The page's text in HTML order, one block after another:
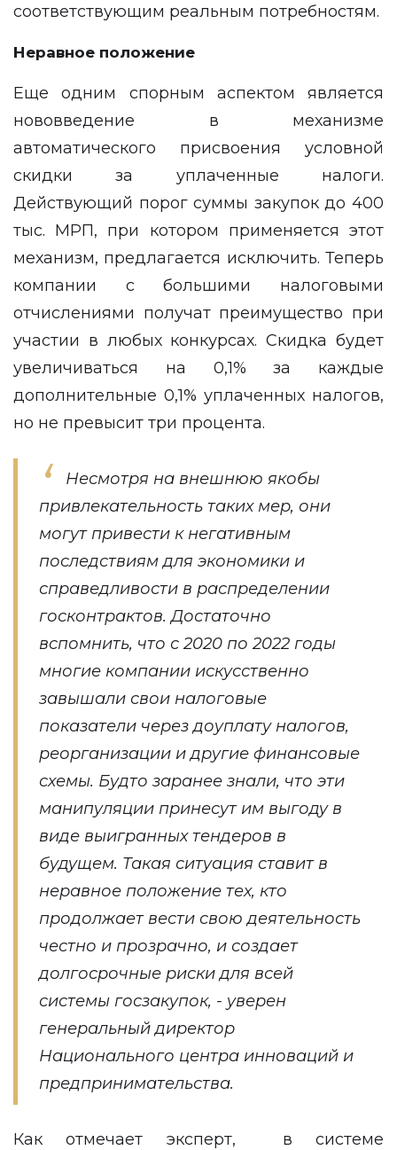
соответствующим реальным потребностям.
Неравное положение
Еще одним спорным аспектом является
нововведение в механизме
автоматического присвоения условной
скидки за уплаченные налоги.
Действующий порог суммы закупок до 400
тыс. МРП, при котором применяется этот
механизм, предлагается исключить. Теперь
компании с большими налоговыми
отчислениями получат преимущество при
участии в любых конкурсах. Скидка будет
увеличиваться на 0,1% за каждые
дополнительные 0,1% уплаченных налогов,
но не превысит три процента.
Несмотря на внешнюю якобы
привлекательность таких мер, они
могут привести к негативным
последствиям для экономики и
справедливости в распределении
госконтрактов. Достаточно
вспомнить, что с 2020 по 2022 годы
многие компании искусственно
завышали свои налоговые
показатели через доуплату налогов,
реорганизации и другие финансовые
схемы. Будто заранее знали, что эти
манипуляции принесут им выгоду в
виде выигранных тендеров в
будущем. Такая ситуация ставит в
неравное положение тех, кто
продолжает вести свою деятельность
честно и прозрачно, и создает
долгосрочные риски для всей
системы госзакупок, - уверен
генеральный директор
Национального центра инноваций и
предпринимательства.
Как отмечает эксперт, в системе